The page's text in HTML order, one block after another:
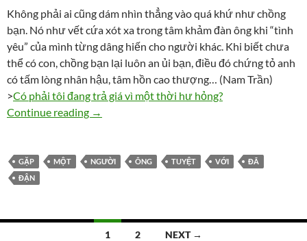
Không phải ai cũng dám nhìn thẳng vào quá khứ như chồng
bạn. Nó như vết cứa xót xa trong tâm khảm đàn ông khi “tình
yêu” của mình từng dâng hiến cho người khác. Khi biết chưa
thể có con, chồng bạn lại luôn an ủi bạn, điều đó chứng tỏ anh
có tấm lòng nhân hậu, tâm hồn cao thượng… (Nam Trần)
>Có phải tôi đang trả giá vì một thời hư hỏng?
Continue reading Chi đã gặp một người đàn ông tuyệt vời
→
GẶP MỘT NGƯỜI ÔNG TUYỆT VỚI
ĐÃ
ĐẬN
1 2 NEXT →